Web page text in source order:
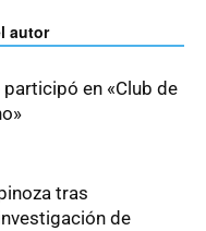
autor
participó en «Club de
tras
de